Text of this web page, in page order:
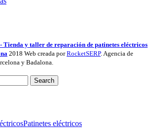
y taller de reparación de patinetes eléctricos
2018 Web creada porRocketSERP. Agencia de
y Badalona.
Search
Patinetes eléctricos